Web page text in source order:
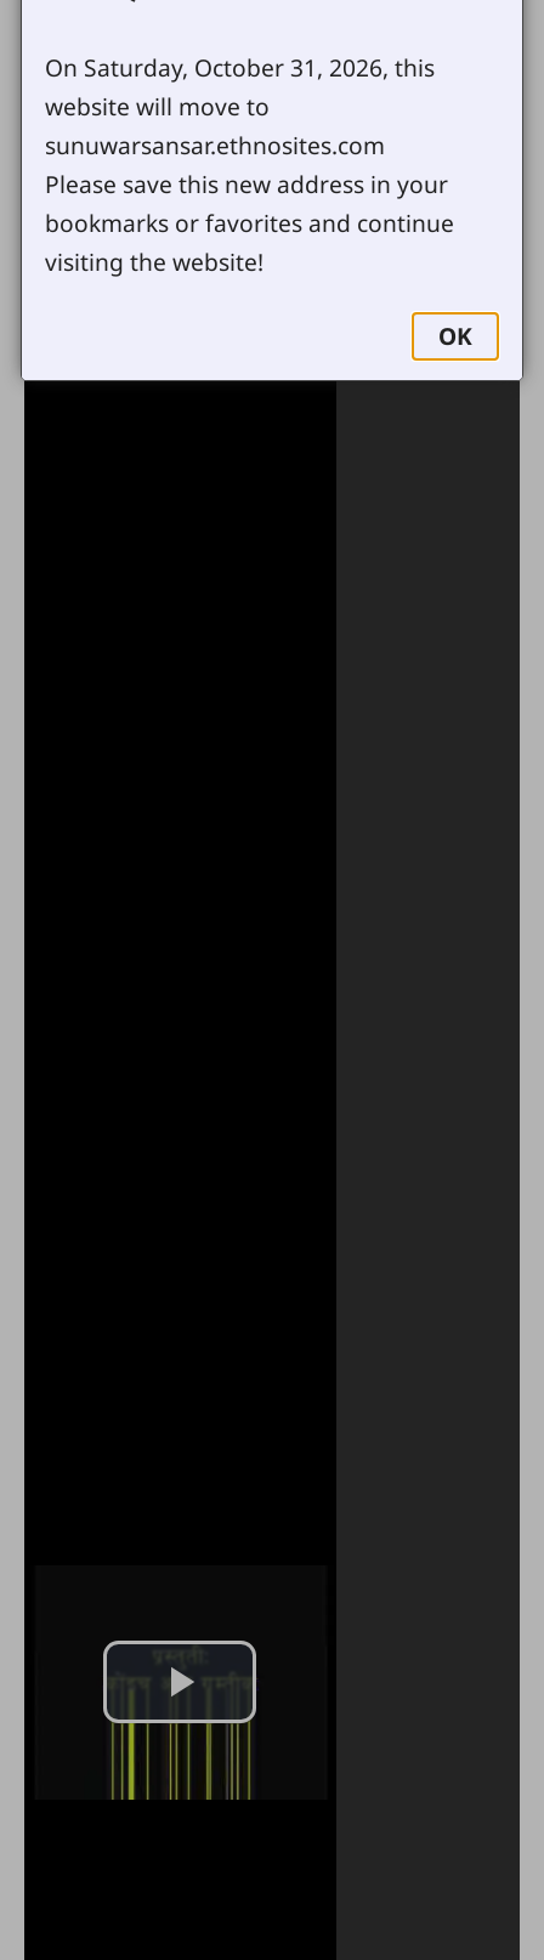
On Saturday, October 31, 2026, this
website will move to
sunuwarsansar.ethnosites.com
Please save this new address in your
bookmarks or favorites and continue
visiting the website!
OK